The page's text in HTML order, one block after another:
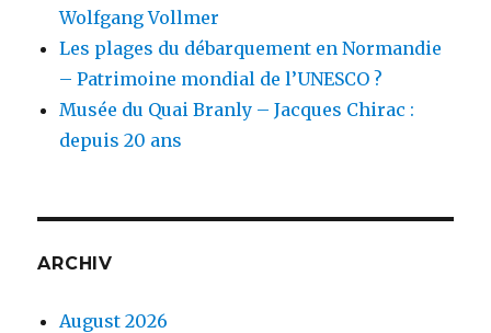
Wolfgang Vollmer
Les plages du débarquement en Normandie
– Patrimoine mondial de l’UNESCO ?
Musée du Quai Branly – Jacques Chirac :
depuis 20 ans
ARCHIV
August 2026